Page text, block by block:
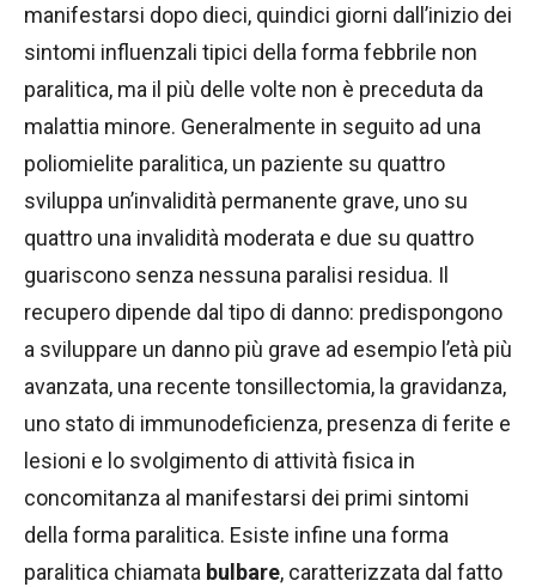
manifestarsi dopo dieci, quindici giorni dall’inizio dei
sintomi influenzali tipici della forma febbrile non
paralitica, ma il più delle volte non è preceduta da
malattia minore. Generalmente in seguito ad una
poliomielite paralitica, un paziente su quattro
sviluppa un’invalidità permanente grave, uno su
quattro una invalidità moderata e due su quattro
guariscono senza nessuna paralisi residua. Il
recupero dipende dal tipo di danno: predispongono
a sviluppare un danno più grave ad esempio l’età più
avanzata, una recente tonsillectomia, la gravidanza,
uno stato di immunodeficienza, presenza di ferite e
lesioni e lo svolgimento di attività fisica in
concomitanza al manifestarsi dei primi sintomi
della forma paralitica. Esiste infine una forma
paralitica chiamata bulbare, caratterizzata dal fatto